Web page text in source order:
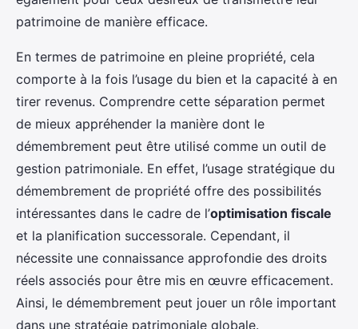
patrimoine de manière efficace.
En termes de patrimoine en pleine propriété, cela
comporte à la fois l’usage du bien et la capacité à en
tirer revenus. Comprendre cette séparation permet
de mieux appréhender la manière dont le
démembrement peut être utilisé comme un outil de
gestion patrimoniale. En effet, l’usage stratégique du
démembrement de propriété offre des possibilités
intéressantes dans le cadre de l’optimisation fiscale
et la planification successorale. Cependant, il
nécessite une connaissance approfondie des droits
réels associés pour être mis en œuvre efficacement.
Ainsi, le démembrement peut jouer un rôle important
dans une stratégie patrimoniale globale.